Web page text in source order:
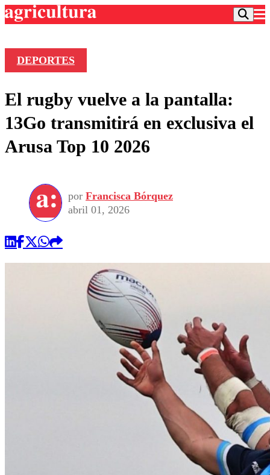
Frecuencias
Agricultura TV
Deportes
Colo Colo
Seleccion Chilena
Torneo Internacional
Universidad de Chile
Entretención
Economía
Internacional
Sustentabilidad
Publicaciones en medios
Opinión
DEPORTES
El rugby vuelve a la pantalla:
13Go transmitirá en exclusiva el
Arusa Top 10 2026
por Francisca Bórquez
abril 01, 2026